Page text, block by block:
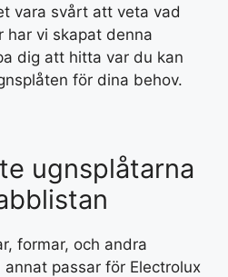
vara svårt att veta vad
har vi skapat denna
dig att hitta var du kan
för dina behov.
ugnsplåtarna
formar, och andra
passar för Electrolux